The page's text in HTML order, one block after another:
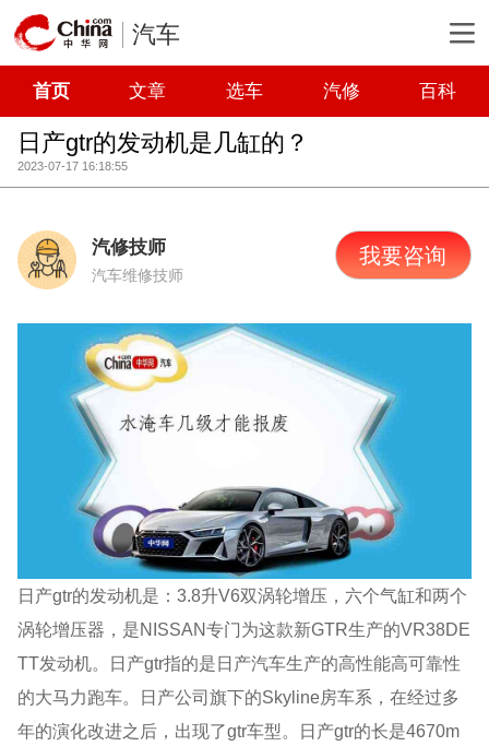
汽车
首页 文章 选车 汽修 百科
日产gtr的发动机是几缸的？
2023-07-17 16:18:55
汽修技师
汽车维修技师
我要咨询
日产gtr的发动机是：3.8升V6双涡轮增压，六个气缸和两个
涡轮增压器，是NISSAN专门为这款新GTR生产的VR38DE
TT发动机。日产gtr指的是日产汽车生产的高性能高可靠性
的大马力跑车。日产公司旗下的Skyline房车系，在经过多
年的演化改进之后，出现了gtr车型。日产gtr的长是4670m